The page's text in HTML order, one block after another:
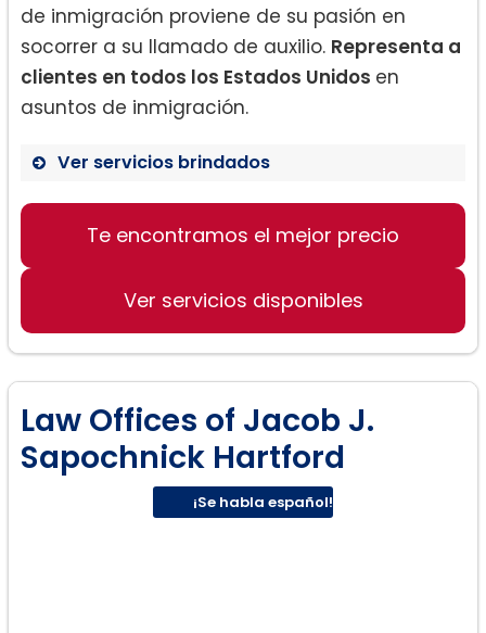
de inmigración proviene de su pasión en
socorrer a su llamado de auxilio. Representa a
clientes en todos los Estados Unidos en
asuntos de inmigración.
Ver servicios brindados
Residencia permanente (tarjeta
Ciudadanía (naturalización)
Te encontramos el mejor precio
Ver servicios disponibles
Law Offices of Jacob J.
Sapochnick Hartford
¡Se habla español!